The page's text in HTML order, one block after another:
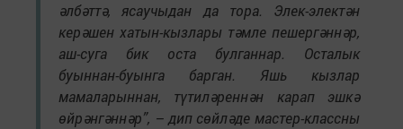
әлбәттә, ясаучыдан да тора. Элек-электән
керәшен хатын-кызлары тәмле пешергәннәр,
аш-суга бик оста булганнар. Осталык
буыннан-буынга барган. Яшь кызлар
мамаларыннан, түтиләреннән карап эшкә
өйрәнгәннәр”, – дип сөйләде мастер-классны